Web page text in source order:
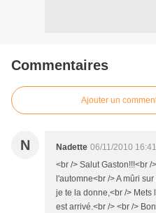
Commentaires
Ajouter un
N Nadette 06/11/2010 16:41
<br /> Salut Gaston!!!<br /
l'automne<br /> A mûri
je te la donne,<br /> Mets
est arrivé.<br /> <br />